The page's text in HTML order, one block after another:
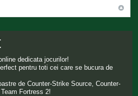
dedicata jocurilor!
pentru toti cei care se bucura de
de Counter-Strike Source, Counter-
Fortress 2!